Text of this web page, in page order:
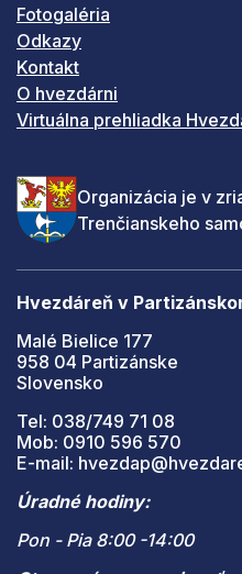
Fotogaléria
Odkazy
Kontakt
O hvezdárni
Virtuálna prehliadka
Organizácia je v
Trenčianskeho
Hvezdáreň v
Malé Bielice 177
958 04 Partizánske
Slovensko
Tel: 038/749 71 08
Mob: 0910 596 570
E-mail:
Úradné hodiny:
Pon - Pia 8:00 -14:00